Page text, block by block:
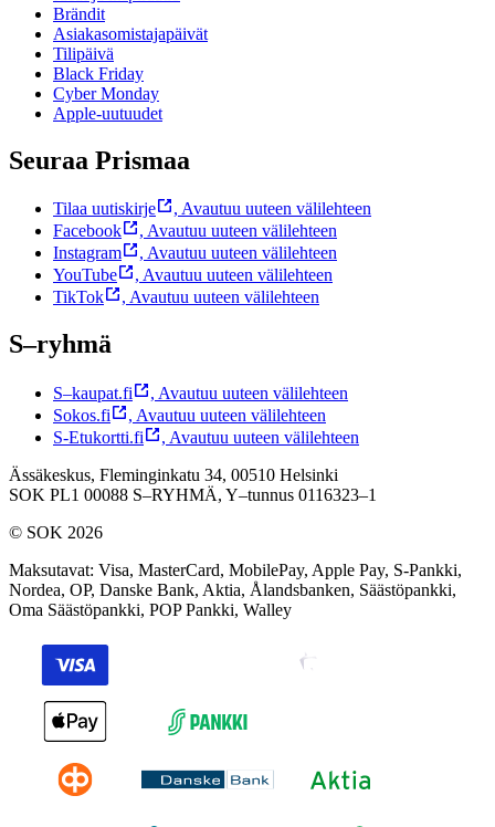
Brändit
Asiakasomistajapäivät
Tilipäivä
Black Friday
Cyber Monday
Apple-uutuudet
Seuraa Prismaa
Tilaa uutiskirje , Avautuu uuteen välilehteen
Facebook
, Avautuu uuteen välilehteen
Instagram
, Avautuu uuteen välilehteen
YouTube
, Avautuu uuteen välilehteen
TikTok
, Avautuu uuteen välilehteen
S–ryhmä
S–kaupat.fi , Avautuu uuteen välilehteen
Sokos.fi
, Avautuu uuteen välilehteen
S-Etukortti.fi
, Avautuu uuteen välilehteen
Ässäkeskus, Fleminginkatu 34, 00510 Helsinki
SOK PL1 00088 S–RYHMÄ, Y–tunnus 0116323–1
© SOK 2026
Maksutavat: Visa, MasterCard, MobilePay, Apple Pay, S-Pankki,
Nordea, OP, Danske Bank, Aktia, Ålandsbanken, Säästöpankki,
Oma Säästöpankki, POP Pankki, Walley